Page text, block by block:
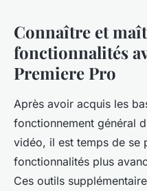
Connaître et
fonctionnalités
Premiere Pro
Après avoir acquis les
fonctionnement général
vidéo, il est temps de se
fonctionnalités plus
Ces outils